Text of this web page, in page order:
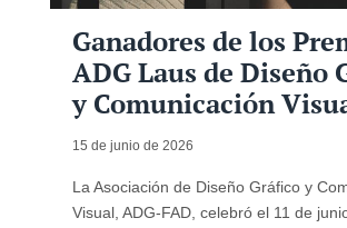
Ganadores de los
ADG Laus de Diseño
y Comunicación
15 de junio de 2026
La Asociación de Diseño Gráfico y
Visual, ADG-FAD, celebró el 11 de